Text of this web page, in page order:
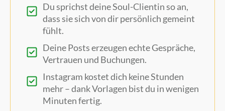
Du sprichst deine Soul-Clientin so an,
dass sie sich von dir persönlich gemeint
fühlt.
Deine Posts erzeugen echte Gespräche,
Vertrauen und Buchungen.
Instagram kostet dich keine Stunden
mehr – dank Vorlagen bist du in wenigen
Minuten fertig.